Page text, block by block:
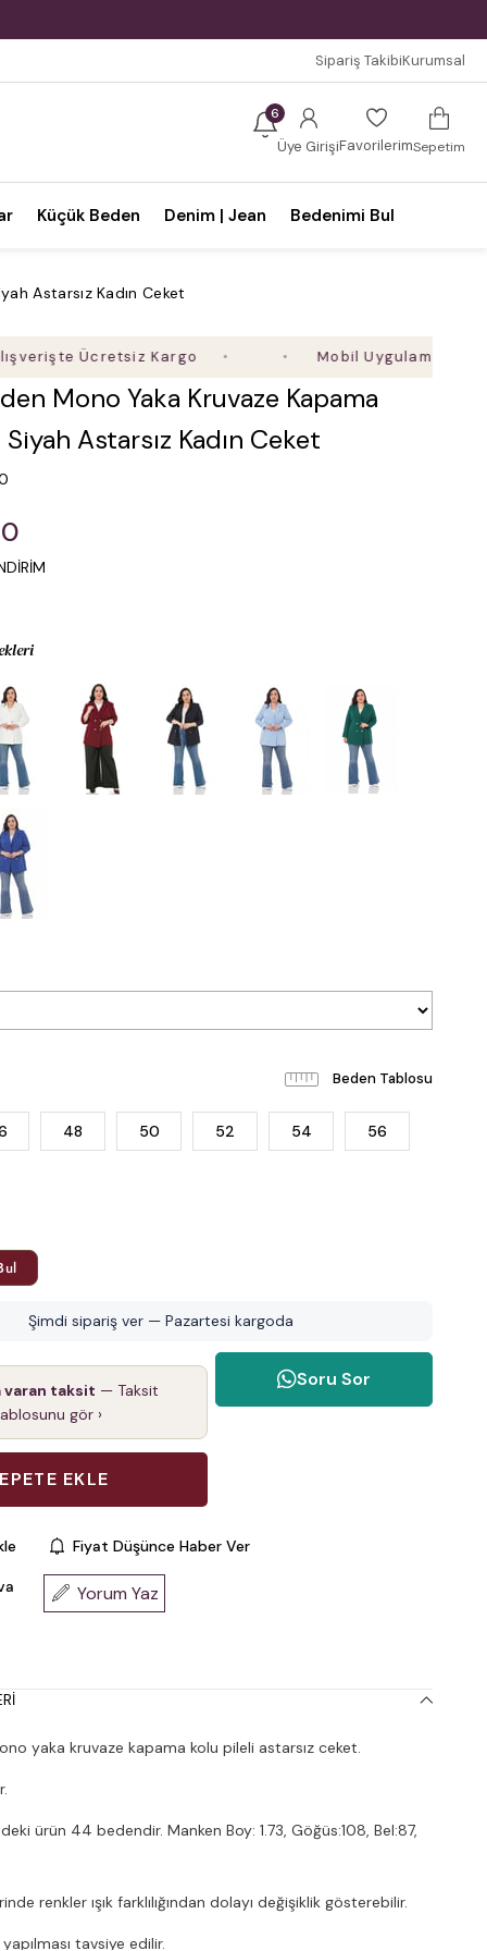
Sipariş TakibiKurumsal
6
Üye GirişiFavorilerimSepetim
Küçük Beden Denim | Jean Bedenimi Bul
Astarsız Kadın Ceket
Ücretsiz Kargo Mobil Uygulamaya Özel
Mono Yaka Kruvaze Kapama
Astarsız Kadın Ceket
Beden Tablosu
48 50 52 54 56
Şimdi sipariş ver — Pazartesi kargoda
varan taksit — Taksit
gör ›
Soru Sor
Fiyat Düşünce Haber Ver
Yorum Yaz
yaka kruvaze kapama kolu pileli astarsız ceket.
ürün 44 bedendir. Manken Boy: 1.73, Göğüs:108, Bel:87,
renkler ışık farklılığından dolayı değişiklik gösterebilir.
tavsiye edilir.